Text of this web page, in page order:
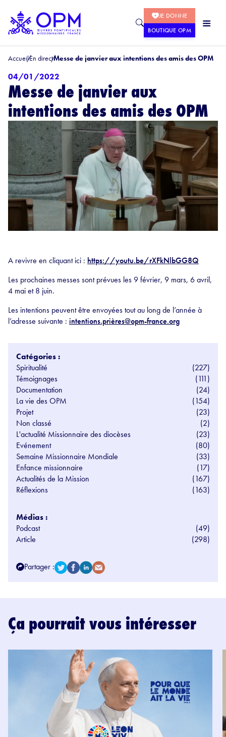
JE DONNE
BOUTIQUE OPM
AccueilEn directMesse de janvier aux intentions des amis des OPM
04/01/2022
Messe de janvier aux
intentions des amis des OPM
A revivre en cliquant ici : https://youtu.be/rXFkNlbGG8Q
Les prochaines messes sont prévues les 9 février, 9 mars, 6 avril,
4 mai et 8 juin.
Les intentions peuvent être envoyées tout au long de l’année à
l’adresse suivante : intentions.prières@opm-france.org
Catégories :
Spiritualité
(227)
Témoignages
(111)
Documentation
(24)
La vie des OPM
(154)
Projet
(23)
Non classé
(2)
L'actualité Missionnaire des diocèses
(23)
Evénement
(80)
Semaine Missionnaire Mondiale
(33)
Enfance missionnaire
(17)
Actualités de la Mission
(167)
Réflexions
(163)
Médias :
Podcast
(49)
Article
(298)
Partager :
Ça pourrait vous intéresser